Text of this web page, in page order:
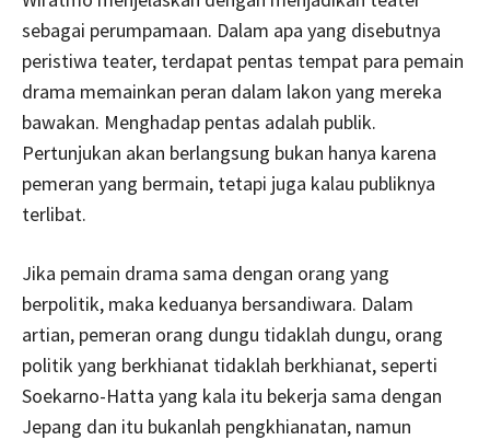
sebagai perumpamaan. Dalam apa yang disebutnya
peristiwa teater, terdapat pentas tempat para pemain
drama memainkan peran dalam lakon yang mereka
bawakan. Menghadap pentas adalah publik.
Pertunjukan akan berlangsung bukan hanya karena
pemeran yang bermain, tetapi juga kalau publiknya
terlibat.
Jika pemain drama sama dengan orang yang
berpolitik, maka keduanya bersandiwara. Dalam
artian, pemeran orang dungu tidaklah dungu, orang
politik yang berkhianat tidaklah berkhianat, seperti
Soekarno-Hatta yang kala itu bekerja sama dengan
Jepang dan itu bukanlah pengkhianatan, namun